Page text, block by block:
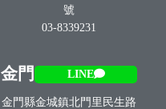
號
03-8339231
金門 LINE
金門縣金城鎮北門里民生路